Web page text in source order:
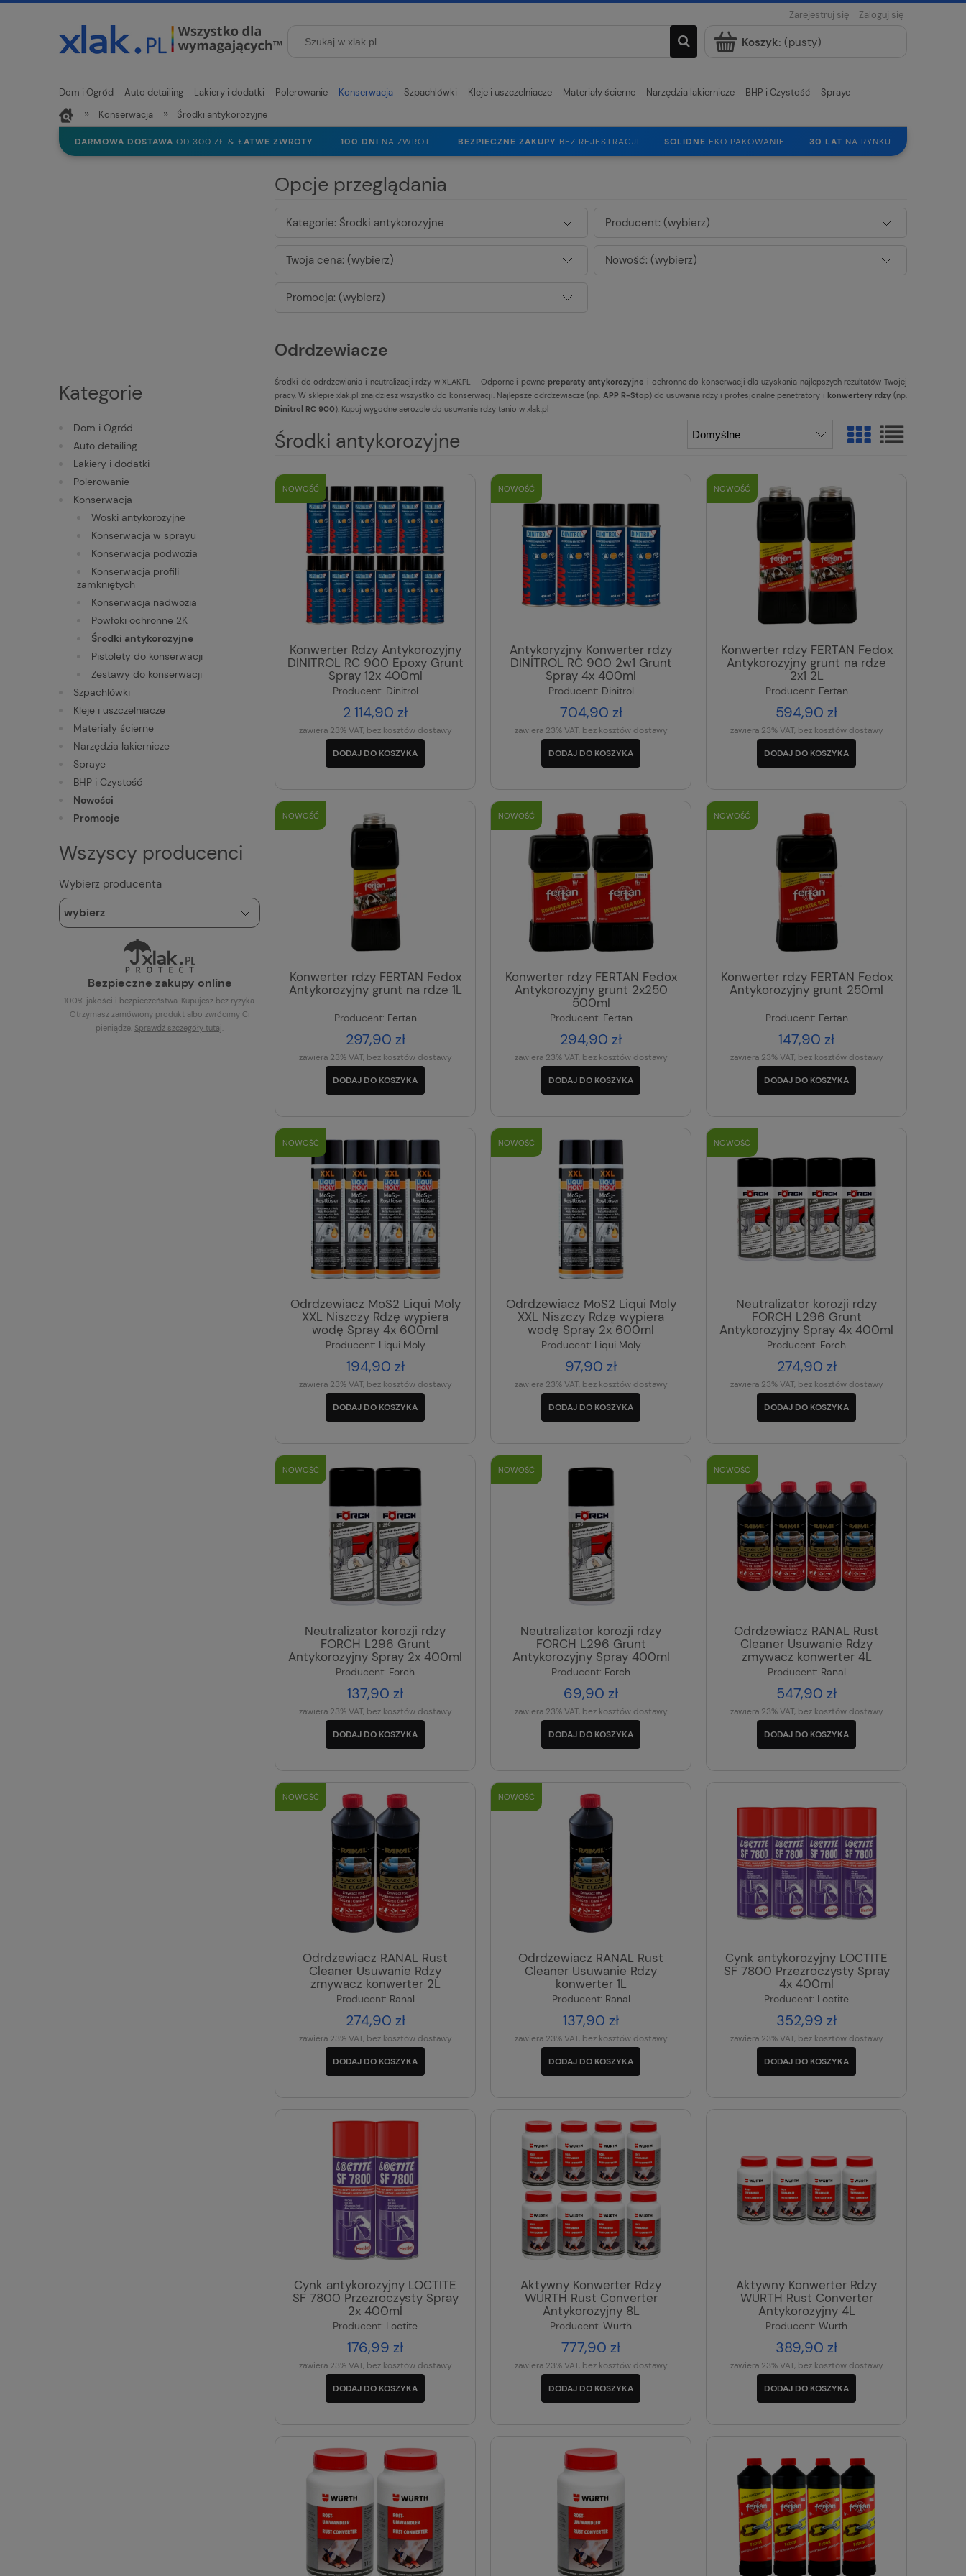
Zarejestruj się Zaloguj się
Koszyk: (pusty)
Dom i Ogród Auto detailing Lakiery i dodatki Polerowanie Konserwacja Szpachlówki Kleje i uszczelniacze Materiały ścierne Narzędzia lakiernicze BHP i Czystość Spraye
Nowości
» Konserwacja » Środki antykorozyjne
DARMOWA DOSTAWA OD 300 ZŁ & ŁATWE ZWROTY 100 DNI NA ZWROT BEZPIECZNE ZAKUPY BEZ REJESTRACJI SOLIDNE EKO PAKOWANIE 30 LAT NA RYNKU
Kategorie
Dom i Ogród
Auto detailing
Lakiery i dodatki
Polerowanie
Konserwacja
Woski antykorozyjne
Konserwacja w sprayu
Konserwacja podwozia
Konserwacja profili
zamkniętych
Konserwacja nadwozia
Powłoki ochronne 2K
Środki antykorozyjne
Pistolety do konserwacji
Zestawy do konserwacji
Szpachlówki
Kleje i uszczelniacze
Materiały ścierne
Narzędzia lakiernicze
Spraye
BHP i Czystość
Nowości
Promocje
Wszyscy producenci
Wybierz producenta
Bezpieczne zakupy online
100% jakości i bezpieczeństwa. Kupujesz bez ryzyka.
Otrzymasz zamówiony produkt albo zwrócimy Ci
pieniądze. Sprawdź szczegóły tutaj
Opcje przeglądania
Kategorie: Środki antykorozyjne Producent: (wybierz)
Twoja cena: (wybierz) Nowość: (wybierz)
Promocja: (wybierz)
Odrdzewiacze
Środki do odrdzewiania i neutralizacji rdzy w XLAK.PL - Odporne i pewne preparaty antykorozyjne i ochronne do konserwacji dla uzyskania najlepszych rezultatów Twojej
pracy. W sklepie xlak.pl znajdziesz wszystko do konserwacji. Najlepsze odrdzewiacze (np. APP R-Stop) do usuwania rdzy i profesjonalne penetratory i konwertery rdzy (np.
Dinitrol RC 900). Kupuj wygodne aerozole do usuwania rdzy tanio w xlak.pl
Środki antykorozyjne
Konwerter Rdzy Antykorozyjny
DINITROL RC 900 Epoxy Grunt
Spray 12x 400ml
Producent: Dinitrol
2 114,90 zł
zawiera 23% VAT, bez kosztów dostawy
DODAJ DO KOSZYKA
NOWOŚĆ
Antykoryzjny Konwerter rdzy
DINITROL RC 900 2w1 Grunt
Spray 4x 400ml
Producent: Dinitrol
704,90 zł
zawiera 23% VAT, bez kosztów dostawy
DODAJ DO KOSZYKA
NOWOŚĆ
Konwerter rdzy FERTAN Fedox
Antykorozyjny grunt na rdze
2x1 2L
Producent: Fertan
594,90 zł
zawiera 23% VAT, bez kosztów dostawy
DODAJ DO KOSZYKA
NOWOŚĆ
Konwerter rdzy FERTAN Fedox
Antykorozyjny grunt na rdze 1L
Producent: Fertan
297,90 zł
zawiera 23% VAT, bez kosztów dostawy
DODAJ DO KOSZYKA
NOWOŚĆ
Konwerter rdzy FERTAN Fedox
Antykorozyjny grunt 2x250
500ml
Producent: Fertan
294,90 zł
zawiera 23% VAT, bez kosztów dostawy
DODAJ DO KOSZYKA
NOWOŚĆ
Konwerter rdzy FERTAN Fedox
Antykorozyjny grunt 250ml
Producent: Fertan
147,90 zł
zawiera 23% VAT, bez kosztów dostawy
DODAJ DO KOSZYKA
NOWOŚĆ
Odrdzewiacz MoS2 Liqui Moly
XXL Niszczy Rdzę wypiera
wodę Spray 4x 600ml
Producent: Liqui Moly
194,90 zł
zawiera 23% VAT, bez kosztów dostawy
DODAJ DO KOSZYKA
NOWOŚĆ
Odrdzewiacz MoS2 Liqui Moly
XXL Niszczy Rdzę wypiera
wodę Spray 2x 600ml
Producent: Liqui Moly
97,90 zł
zawiera 23% VAT, bez kosztów dostawy
DODAJ DO KOSZYKA
NOWOŚĆ
Neutralizator korozji rdzy
FORCH L296 Grunt
Antykorozyjny Spray 4x 400ml
Producent: Forch
274,90 zł
zawiera 23% VAT, bez kosztów dostawy
DODAJ DO KOSZYKA
NOWOŚĆ
Neutralizator korozji rdzy
FORCH L296 Grunt
Antykorozyjny Spray 2x 400ml
Producent: Forch
137,90 zł
zawiera 23% VAT, bez kosztów dostawy
DODAJ DO KOSZYKA
NOWOŚĆ
Neutralizator korozji rdzy
FORCH L296 Grunt
Antykorozyjny Spray 400ml
Producent: Forch
69,90 zł
zawiera 23% VAT, bez kosztów dostawy
DODAJ DO KOSZYKA
NOWOŚĆ
Odrdzewiacz RANAL Rust
Cleaner Usuwanie Rdzy
zmywacz konwerter 4L
Producent: Ranal
547,90 zł
zawiera 23% VAT, bez kosztów dostawy
DODAJ DO KOSZYKA
NOWOŚĆ
Odrdzewiacz RANAL Rust
Cleaner Usuwanie Rdzy
zmywacz konwerter 2L
Producent: Ranal
274,90 zł
zawiera 23% VAT, bez kosztów dostawy
DODAJ DO KOSZYKA
NOWOŚĆ
Odrdzewiacz RANAL Rust
Cleaner Usuwanie Rdzy
konwerter 1L
Producent: Ranal
137,90 zł
zawiera 23% VAT, bez kosztów dostawy
DODAJ DO KOSZYKA
NOWOŚĆ
Cynk antykorozyjny LOCTITE
SF 7800 Przezroczysty Spray
4x 400ml
Producent: Loctite
352,99 zł
zawiera 23% VAT, bez kosztów dostawy
DODAJ DO KOSZYKA
Cynk antykorozyjny LOCTITE
SF 7800 Przezroczysty Spray
2x 400ml
Producent: Loctite
176,99 zł
zawiera 23% VAT, bez kosztów dostawy
DODAJ DO KOSZYKA
Aktywny Konwerter Rdzy
WURTH Rust Converter
Antykorozyjny 8L
Producent: Wurth
777,90 zł
zawiera 23% VAT, bez kosztów dostawy
DODAJ DO KOSZYKA
Aktywny Konwerter Rdzy
WURTH Rust Converter
Antykorozyjny 4L
Producent: Wurth
389,90 zł
zawiera 23% VAT, bez kosztów dostawy
DODAJ DO KOSZYKA